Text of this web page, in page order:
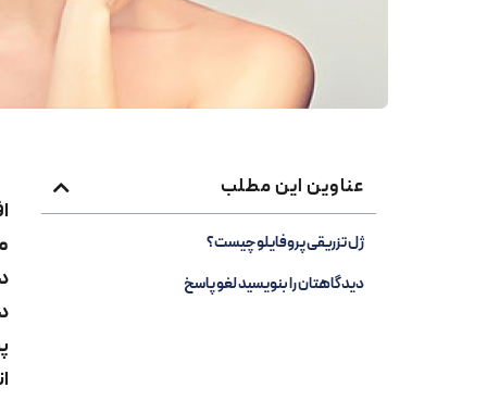
عناوین این مطلب
ژل تزریقی پروفایلو چیست؟
دیدگاهتان را بنویسید لغو پاسخ